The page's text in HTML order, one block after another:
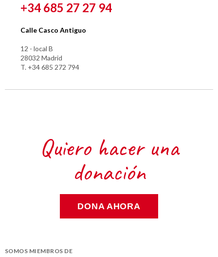
+34 685 27 27 94
Calle Casco Antiguo
12 - local B
28032 Madrid
T. +34 685 272 794
Quiero hacer una
donación
DONA AHORA
SOMOS MIEMBROS DE